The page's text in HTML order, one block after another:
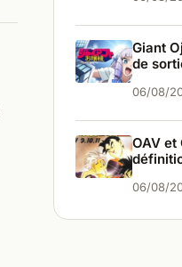
Giant
de
06/08/
OAV et
06/08/